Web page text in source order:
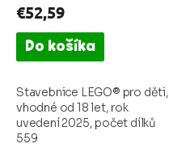
€52,59
Do košíka
Stavebnice LEGO® pro děti,
vhodné od 18 let, rok
uvedení 2025, počet dílků
559